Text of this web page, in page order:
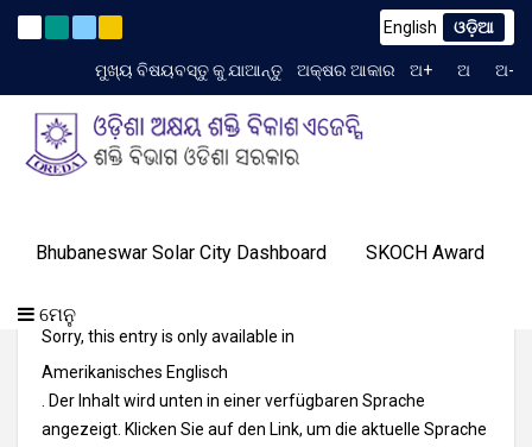
English ଓଡ଼ିଆ
ମୁଖ୍ୟ ବିଷୟବସ୍ତୁ କୁ ଯାଆନ୍ତୁ ଅକ୍ଷର ଆକାର ଅ+ ଅ ଅ-
Bhubaneswar Solar City Dashboard SKOCH Award
ମେନୁ
ଓରେଡା
ପ୍ରୋଗ୍ରାମ୍
ଟେଣ୍ଡର
ଆମର
ଜ୍ଞାନ
ସଫଳତା
ଏବଂ
ଇଭେଣ୍ଟସ୍
ଗ୍ୟାଲେରୀ
କରନ୍ତୁ
Latest News (English)
TIME 4:02:31 AM
(English) Beneficiary List For The Year 2014-
Sorry, this entry is only available in
Amerikanisches Englisch
. Der Inhalt wird unten in einer verfügbaren Sprache
angezeigt. Klicken Sie auf den Link, um die aktuelle Sprache